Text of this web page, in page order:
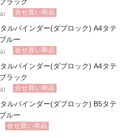
ラック
) 合せ買い商品
ルバインダー(ダブロック) A4タテ
ルー
) 合せ買い商品
ルバインダー(ダブロック) A4タテ
ラック
) 合せ買い商品
ルバインダー(ダブロック) B5タテ
ルー
合せ買い商品